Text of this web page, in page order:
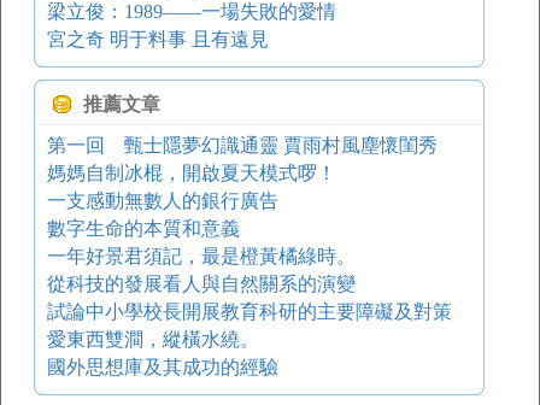
梁立俊：1989——一場失敗的愛情
宮之奇 明于料事 且有遠見
推薦文章
第一回 甄士隱夢幻識通靈 賈雨村風塵懷閨秀
媽媽自制冰棍，開啟夏天模式啰！
一支感動無數人的銀行廣告
數字生命的本質和意義
一年好景君須記，最是橙黃橘綠時。
從科技的發展看人與自然關系的演變
試論中小學校長開展教育科研的主要障礙及對策
愛東西雙澗，縱橫水繞。
國外思想庫及其成功的經驗